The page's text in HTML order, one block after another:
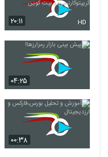
۲۰:۱۱ HD
۰۴:۲۵
۰۰:۳۸